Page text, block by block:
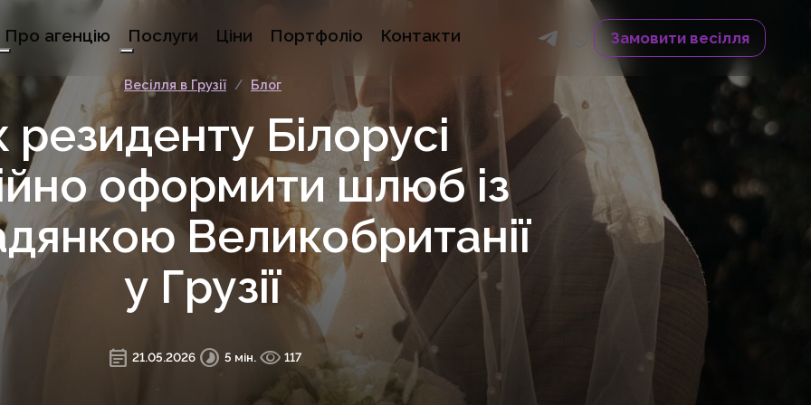
Про агенцію Послуги Ціни Портфоліо Контакти TelegramWhatsapp
Замовити весілля
Весілля в Грузії / Блог
резиденту Білорусі
оформити шлюб із
Великобританії
у Грузії
event_note 21.05.2026 timelapse 5 мін. visibility 117